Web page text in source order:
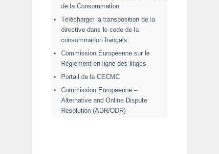
de la Consommation
Télécharger la transposition de la
directive dans le code de la
consommation français
Commission Européenne sur le
Règlement en ligne des litiges
Portail de la CECMC
Commission Européenne –
Alternative and Online Dispute
Resolution (ADR/ODR)